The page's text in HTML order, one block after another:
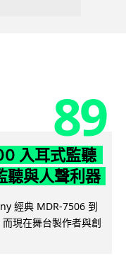
89
入耳式監聽
聽與人聲利器
經典 MDR-7506 到
現在舞台製作者與創